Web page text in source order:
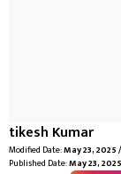
tikesh Kumar
Modified Date:May 23, 2025
Published Date:May 23,